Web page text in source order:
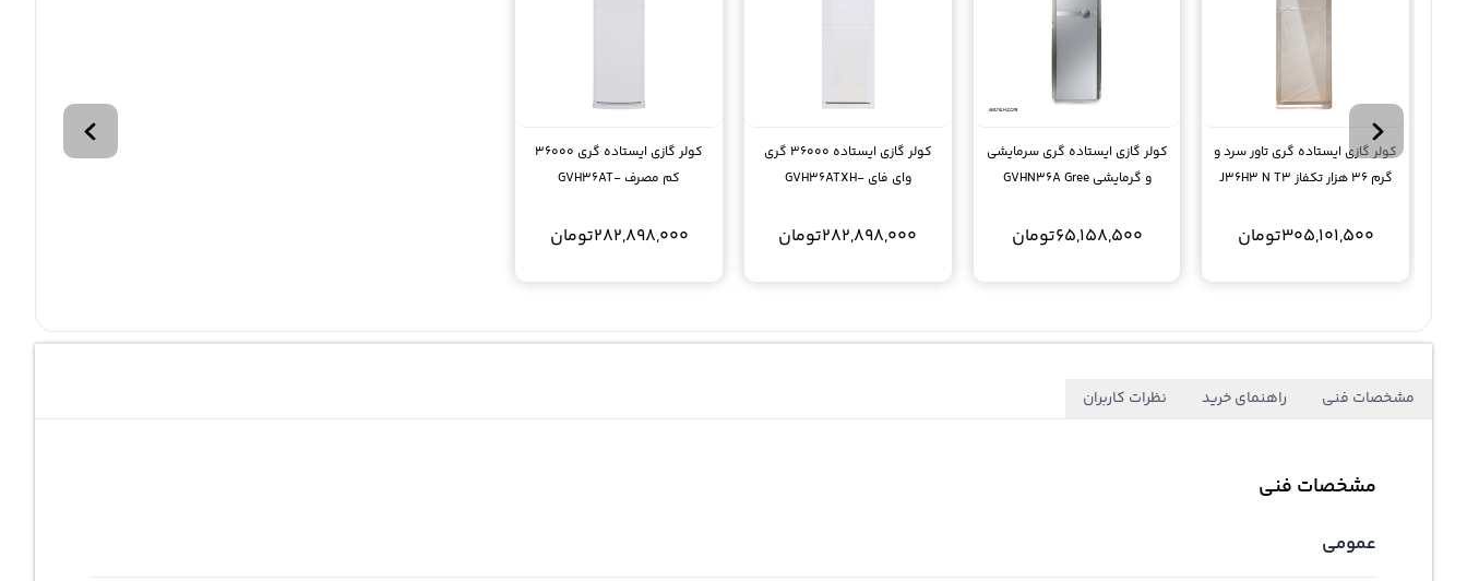
کولر گازی ایستاده گری تاور سرد و
گرم 36 هزار تکفاز J36H3 N T3
305,101,500تومان
کولر گازی ایستاده گری سرمایشی
و گرمایشی GVHN36A Gree
65,158,500تومان
کولر گازی ایستاده 36000 گری
وای فای GVH36ATXH-
282,898,000تومان
کولر گازی ایستاده گری 36000
کم مصرف GVH36AT-
282,898,000تومان
مشخصات فنی راهنمای خرید نظرات کاربران
مشخصات فنی
عمومی